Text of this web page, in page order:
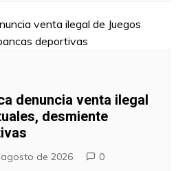
denuncia venta ilegal
desmiente
de 2026 0